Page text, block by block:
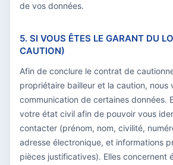
de vos données.
5. SI VOUS ÊTES LE GARANT DU
CAUTION)
Afin de conclure le contrat de
propriétaire bailleur et la caution, nous
communication de certaines données.
votre état civil afin de pouvoir vous
contacter (prénom, nom, civilité,
adresse électronique, et informations
pièces justificatives). Elles concernent